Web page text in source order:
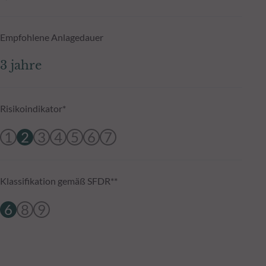
Empfohlene Anlagedauer
3 jahre
Risikoindikator*
1 2 3 4 5 6 7
Klassifikation gemäß SFDR**
6 8 9